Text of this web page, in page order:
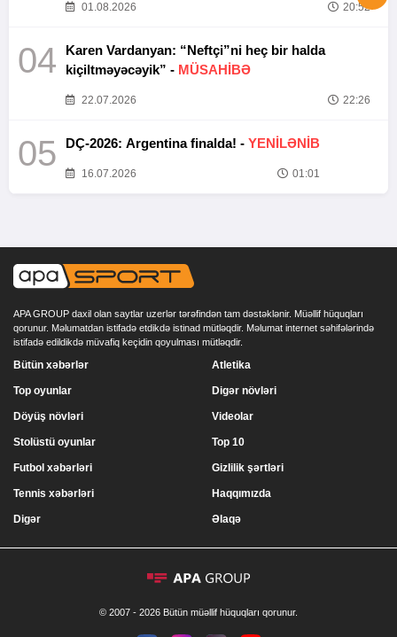
01.08.2026 20:52
04
Karen Vardanyan: “Neftçi”ni heç bir halda
kiçiltməyəcəyik” - MÜSAHİBƏ
22.07.2026 22:26
05 DÇ-2026: Argentina finalda! - YENİLƏNİB
16.07.2026 01:01
APA GROUP daxil olan saytlar uzerlər tərəfindən tam dəstəklənir. Müəllif hüquqları
qorunur. Məlumatdan istifadə etdikdə istinad mütləqdir. Məlumat internet səhifələrində
istifadə edildikdə müvafiq keçidin qoyulması mütləqdir.
Bütün xəbərlər
Top oyunlar
Döyüş növləri
Stolüstü oyunlar
Atletika
Digər növləri
Videolar
Top 10
Futbol xəbərləri
Tennis xəbərləri
Digər
Gizlilik şərtləri
Haqqımızda
Əlaqə
© 2007 - 2026 Bütün müəllif hüquqları qorunur.